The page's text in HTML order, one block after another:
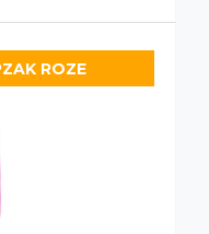
ROZE